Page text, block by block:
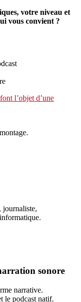
votre niveau et
vous convient ?
l’objet d’une
journaliste,
sonore
narrative.
le podcast natif.